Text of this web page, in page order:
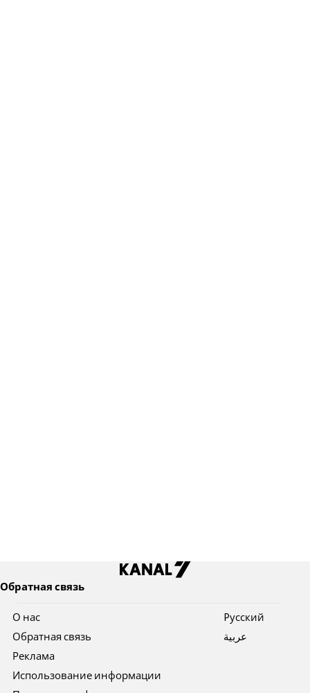
Обратная связь
О нас
Обратная связь
Реклама
Использование информации
Pусский
عربية